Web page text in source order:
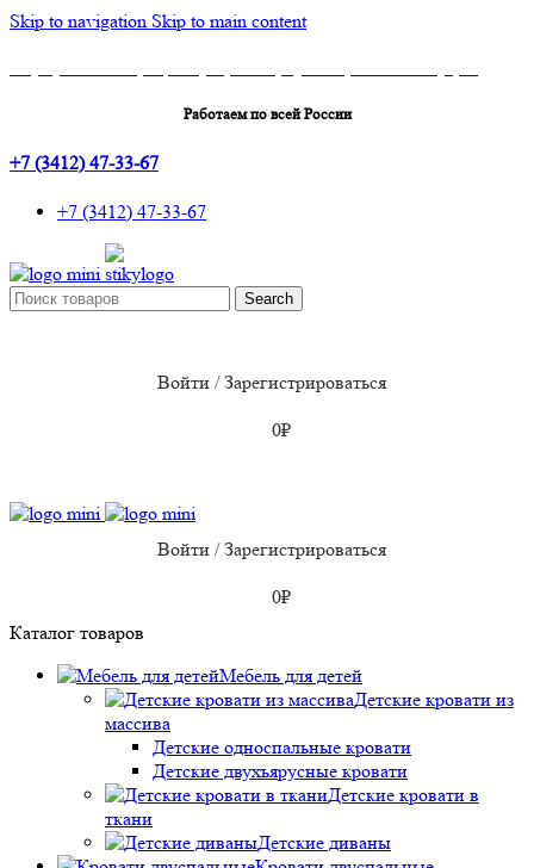
Skip to navigation Skip to main content
Работаем по всей России
+7 (3412) 47-33-67
+7 (3412) 47-33-67
Search
Войти / Зарегистрироваться
0₽
Войти / Зарегистрироваться
0₽
Каталог товаров
Мебель для детей
Детские кровати из
массива
Детские односпальные кровати
Детские двухъярусные кровати
Детские кровати в
ткани
Детские диваны